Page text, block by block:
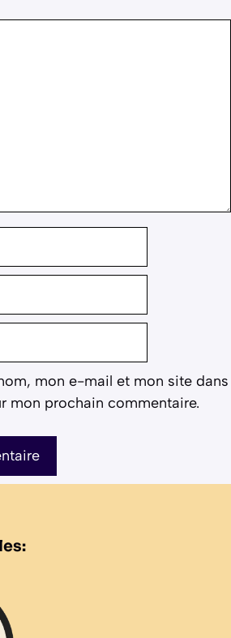
mon e-mail et mon site dans
mon prochain commentaire.